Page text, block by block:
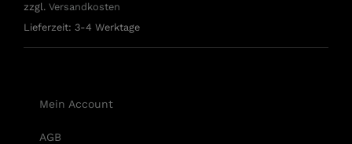
zzgl. Versandkosten
Lieferzeit: 3-4 Werktage
Mein Account
AGB